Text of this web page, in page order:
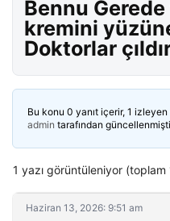
Bennu
kremini
Doktorlar
Bu konu 0 yanıt içerir, 1 izleyen
admin tarafından
1 yazı görüntüleniyor (toplam
Haziran 13, 2026: 9:51 am